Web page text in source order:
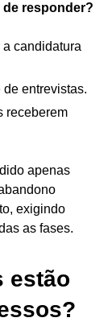
de responder?
candidatura
entrevistas.
receberem
apenas
exigindo
as fases.
estão